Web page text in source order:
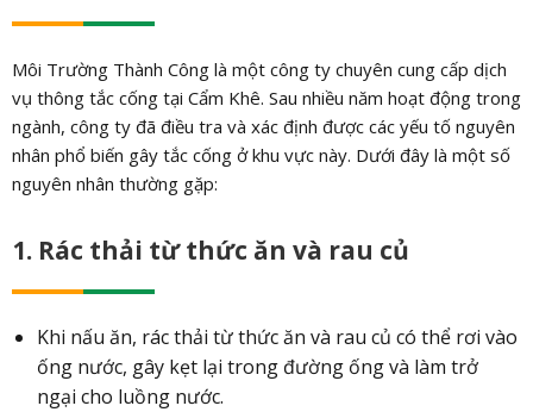
Môi Trường Thành Công là một công ty chuyên cung cấp dịch
vụ thông tắc cống tại Cẩm Khê. Sau nhiều năm hoạt động trong
ngành, công ty đã điều tra và xác định được các yếu tố nguyên
nhân phổ biến gây tắc cống ở khu vực này. Dưới đây là một số
nguyên nhân thường gặp:
1. Rác thải từ thức ăn và rau củ
Khi nấu ăn, rác thải từ thức ăn và rau củ có thể rơi vào
ống nước, gây kẹt lại trong đường ống và làm trở
ngại cho luồng nước.